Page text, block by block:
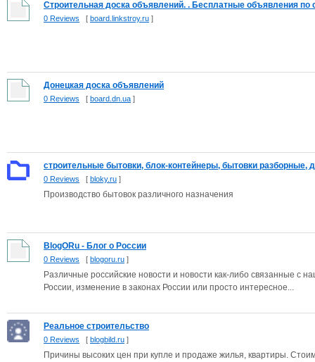
Строительная доска объявлений. . Бесплатные объявления по
0 Reviews [ board.linkstroy.ru ]
Донецкая доска объявлений
0 Reviews [ board.dn.ua ]
строительные бытовки, блок-контейнеры, бытовки разборные,
0 Reviews [ bloky.ru ]
Производство бытовок различного назначения
BlogORu - Блог о России
0 Reviews [ blogoru.ru ]
Различные российские новости и новости как-либо связанные с
России, изменение в законах России или просто интересное...
Реальное строительство
0 Reviews [ blogbild.ru ]
Причины высоких цен при купле и продаже жилья, квартиры.